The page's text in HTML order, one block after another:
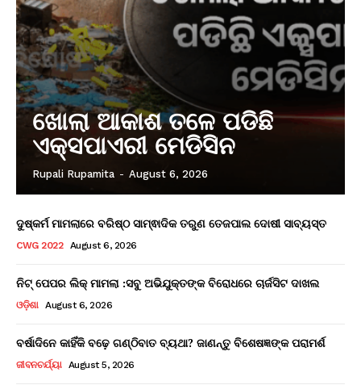
ଖୋଲା ଆକାଶ ତଳେ ପଡିଛି
ଏକ୍ସପାଏରୀ ମେଡିସିନ
Rupali Rupamita - August 6, 2026
ଦୁଷ୍କର୍ମ ମାମଲାରେ ବରିଷ୍ଠ ସାମ୍ଵାଦିକ ତରୁଣ ତେଜପାଲ ଦୋଷୀ ସାବ୍ୟସ୍ତ
CWG 2022 August 6, 2026
ନିଟ୍ ପେପର ଲିକ୍ ମାମଲା :ସବୁ ଅଭିଯୁକ୍ତଙ୍କ ବିରୋଧରେ ଚାର୍ଜସିଟ ଦାଖଲ
ଓଡ଼ିଶା August 6, 2026
ବର୍ଷାଦିନେ କାହିଁକି ବଢ଼େ ଗଣ୍ଠିବାତ ବ୍ୟଥା? ଜାଣନ୍ତୁ ବିଶେଷଜ୍ଞଙ୍କ ପରାମର୍ଶ
ଜୀବନଚର୍ଯ୍ୟା August 5, 2026